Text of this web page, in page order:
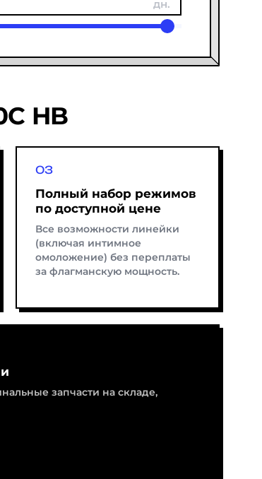
HB
Полный набор режимов
по доступной цене
Все возможности линейки
(включая интимное
омоложение) без переплаты
за флагманскую мощность.
запчасти на складе,